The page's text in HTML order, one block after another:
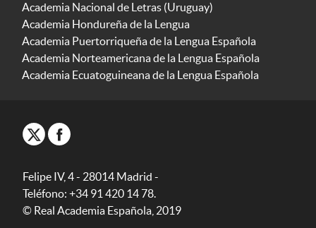
Academia Nacional de Letras (Uruguay)
Academia Hondureña de la Lengua
Academia Puertorriqueña de la Lengua Española
Academia Norteamericana de la Lengua Española
Academia Ecuatoguineana de la Lengua Española
Felipe IV, 4 - 28014 Madrid -
Teléfono: +34 91 420 14 78.
© Real Academia Española, 2019